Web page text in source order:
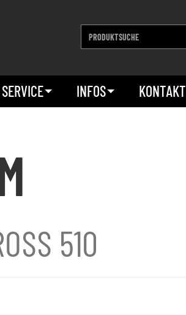
SERVICE INFOS KONTAKT
510